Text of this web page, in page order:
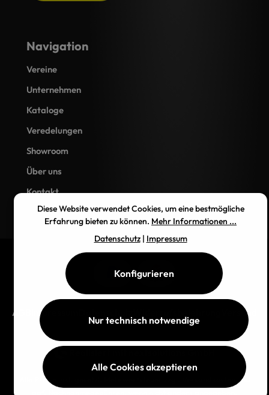
Navigation
Vereine
Unternehmen
Kataloge
Veredelungen
Showroom
Über uns
Kontakt
AGB Impressum Versand
Alle Preise inkl. gesetzl. Mehrwertsteuer zzgl.
und
Diese Website verwendet Cookies, um eine bestmögliche
Erfahrung bieten zu können. Mehr Informationen ...
Datenschutz| Impressum
Nur technisch notwendige
Konfigurieren
Alle Cookies akzeptieren